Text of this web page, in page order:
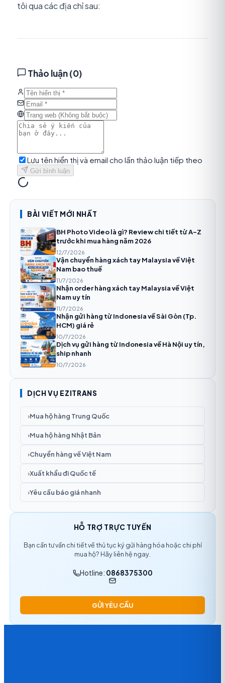
tôi qua các địa chỉ sau:
Thảo luận (0)
Lưu tên hiển thị và email cho lần thảo luận tiếp theo
Gửi bình luận
BÀI VIẾT MỚI NHẤT
BH Photo Video là gì? Review chi tiết từ A-Z
trước khi mua hàng năm 2026
12/7/2026
Vận chuyển hàng xách tay Malaysia về Việt
Nam bao thuế
11/7/2026
Nhận order hàng xách tay Malaysia về Việt
Nam uy tín
11/7/2026
Nhận gửi hàng từ Indonesia về Sài Gòn (Tp.
HCM) giá rẻ
10/7/2026
Dịch vụ gửi hàng từ Indonesia về Hà Nội uy tín,
ship nhanh
10/7/2026
DỊCH VỤ EZITRANS
›Mua hộ hàng Trung Quốc
›Mua hộ hàng Nhật Bản
›Chuyển hàng về Việt Nam
›Xuất khẩu đi Quốc tế
›Yêu cầu báo giá nhanh
HỖ TRỢ TRỰC TUYẾN
Bạn cần tư vấn chi tiết về thủ tục ký gửi hàng hóa hoặc chi phí
mua hộ? Hãy liên hệ ngay.
Hotline: 0868375300
GỬI YÊU CẦU